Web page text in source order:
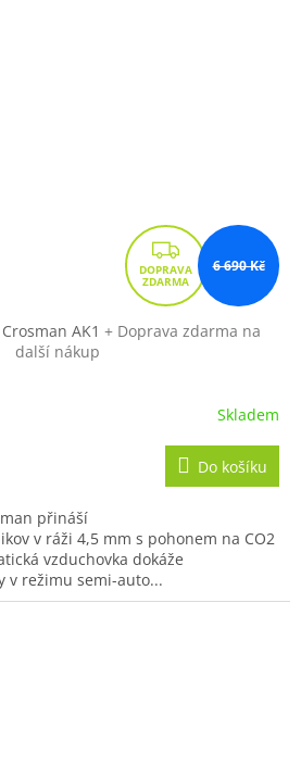
Z
D
A
R
6 690 Kč
AK1 + Doprava zdarma na
další nákup
Skladem
Do košíku
přináší
v ráži 4,5 mm s pohonem na CO2
vzduchovka dokáže
v režimu semi-auto...